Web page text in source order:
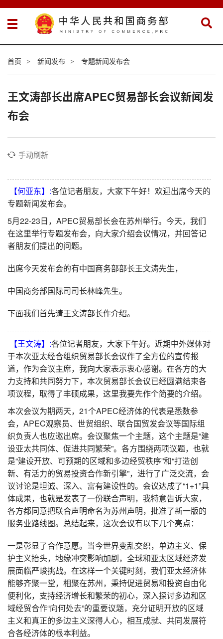
首页 > 新闻发布 > 专题新闻发布会
王文涛部长出席APEC贸易部长会议新闻发
布会
手动刷新
【何亚东】:各位记者朋友，大家下午好！欢迎出席今天的
专题新闻发布会。
5月22-23日，APEC贸易部长会在苏州举行。今天，我们
在这里举行专题发布会，向大家介绍会议情况，并回答记
者朋友们提出的问题。
出席今天发布会的有中国商务部部长王文涛先生，
中国商务部国际司司长林峰先生。
下面我们首先请王文涛部长作介绍。
【王文涛】:各位记者朋友，大家下午好。近期中外媒体对
于本次亚太经合组织贸易部长会议作了全方位的宣传报
道，作为会议主席，我向大家表示衷心感谢。在各方的大
力支持和共同努力下，本次贸易部长会议已经圆满结束各
项议程，取得了丰硕成果，这里我要先作个简要的介绍。
本次会议为期两天，21个APEC经济体的代表是悉数参
会，APEC观察员、世贸组织、联合国贸发会议等国际组
织负责人也应邀出席。会议聚焦一个主题，这个主题是“建
设亚太共同体、促进共同繁荣”。各方围绕两项议题，也就
是“建设开放、可预期的区域和多边经贸秩序”和“打造创
新、有活力的贸易投资合作新引擎”，进行了广泛交流，会
议讨论是坦诚、深入、 富有建设性的。会议达成了“1+1”具
体成果，也就是发表了一份联合声明，我特意告诉大家，
各方都同意把联合声明命名为苏州声明，批准了新一版的
服务业路线图。总结起来，这次会议有以下几个亮点：
一是彰显了合作意愿。当今世界变乱交织，单边主义、保
护主义抬头，地缘冲突影响加剧，全球和亚太区域经济发
展面临严峻挑战。在这样一个关键时刻，我们亚太经济体
能够齐聚一堂，相聚在苏州，秉持促进贸易和投资自由化
便利化，支持经济增长和繁荣的初心，深入探讨多边和区
域经贸合作“向何处去”的重要议题，充分证明开放的区域
主义和真正的多边主义深得人心，相互成就、共同发展符
合各经济体的根本利益。